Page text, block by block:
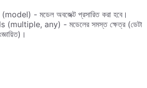
- মডেল অবজেক্ট প্রসারিত করা হবে।
any) - মডেলের সমস্ত ক্ষেত্র (ডেটা